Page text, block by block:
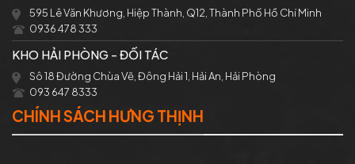
595 Lê Văn Khương, Hiệp Thành, Q12, Thành Phố Hồ Chí Minh
0936 478 333
KHO HẢI PHÒNG - ĐỐI TÁC
Sô 18 Đường Chùa Vẽ, Đông Hải 1, Hải An, Hải Phòng
093 647 8333
CHÍNH SÁCH HƯNG THỊNH